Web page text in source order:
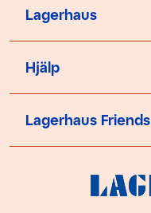
Lagerhaus
Hjälp
Lagerhaus Friends